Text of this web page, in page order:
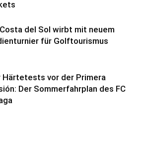
del Sol wirbt mit neuem
für Golftourismus
Härtetests vor der Primera
Der Sommerfahrplan des FC